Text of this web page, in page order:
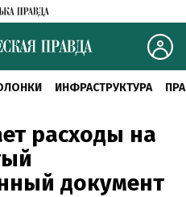
ИНФРАСТРУКТУРА
расходы на
документ